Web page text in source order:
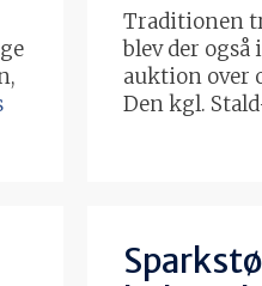
Traditionen
blev der også
auktion over
Den kgl.